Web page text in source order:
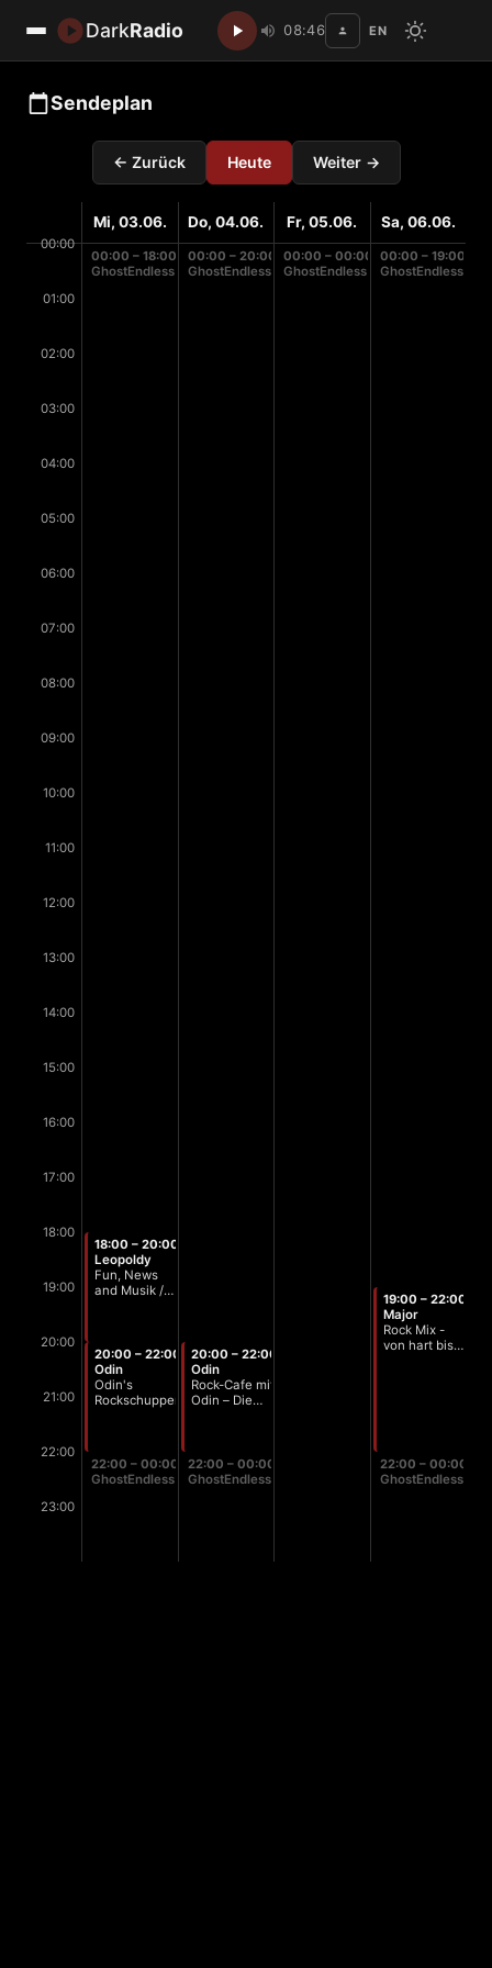
DarkRadio 08:46 EN
Sendeplan
← Zurück Heute Weiter →
00:00
01:00
02:00
03:00
04:00
05:00
06:00
07:00
08:00
09:00
10:00
11:00
12:00
13:00
14:00
15:00
16:00
17:00
18:00
19:00
20:00
21:00
22:00
23:00
Mi, 03.06.
00:00 – 18:00
GhostEndless
18:00 – 20:00
Leopoldy
Fun, News
and Musik /
20:00 – 22:00
Odin
Odin's
Rockschuppen
22:00 – 00:00
GhostEndless
Do, 04.06.
00:00 – 20:00
GhostEndless
20:00 – 22:00
Odin
Rock-Cafe mit
Odin – Die
22:00 – 00:00
GhostEndless
Fr, 05.06.
00:00 – 00:00
GhostEndless
Sa, 06.06.
00:00 – 19:00
GhostEndless
19:00 – 22:00
Major
Rock Mix -
von hart bis
22:00 – 00:00
GhostEndless